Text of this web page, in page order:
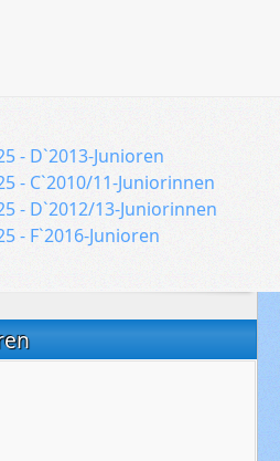
- D`2013-Junioren
- C`2010/11-Juniorinnen
- D`2012/13-Juniorinnen
- F`2016-Junioren